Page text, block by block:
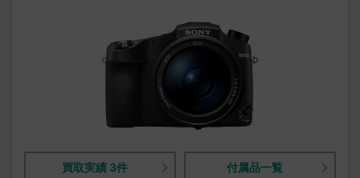
買取実績 3件 付属品一覧